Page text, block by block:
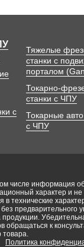
с
Тяжелые
станки с
порталом
Токарно-
станки с ЧПУ
Токарные
с ЧПУ
числе информация об
характер и
в технические
обращаться к
товара.
Политика